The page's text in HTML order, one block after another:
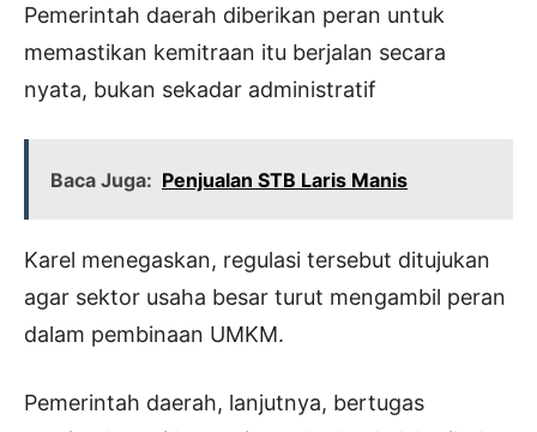
Pemerintah daerah diberikan peran untuk
memastikan kemitraan itu berjalan secara
nyata, bukan sekadar administratif
Baca Juga: Penjualan STB Laris Manis
Karel menegaskan, regulasi tersebut ditujukan
agar sektor usaha besar turut mengambil peran
dalam pembinaan UMKM.
Pemerintah daerah, lanjutnya, bertugas